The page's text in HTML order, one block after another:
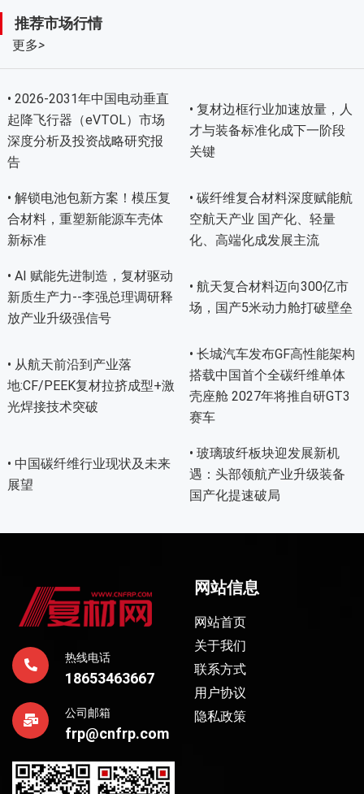
推荐市场行情
更多>
• 2026-2031年中国电动垂直
起降飞行器（eVTOL）市场
深度分析及投资战略研究报
告
• 复材边框行业加速放量，人
才与装备标准化成下一阶段
关键
• 解锁电池包新方案！模压复
合材料，重塑新能源车壳体
新标准
• 碳纤维复合材料深度赋能航
空航天产业 国产化、轻量
化、高端化成发展主流
• AI 赋能先进制造，复材驱动
新质生产力--李强总理调研释
放产业升级强信号
• 航天复合材料迈向300亿市
场，国产5米动力舱打破壁垒
• 从航天前沿到产业落
地:CF/PEEK复材拉挤成型+激
光焊接技术突破
• 长城汽车发布GF高性能架构
搭载中国首个全碳纤维单体
壳座舱 2027年将推自研GT3
赛车
• 中国碳纤维行业现状及未来
展望
• 玻璃玻纤板块迎发展新机
遇：头部领航产业升级装备
国产化提速破局
热线电话
18653463667
公司邮箱
frp@cnfrp.com
网站信息
网站首页
关于我们
联系方式
用户协议
隐私政策